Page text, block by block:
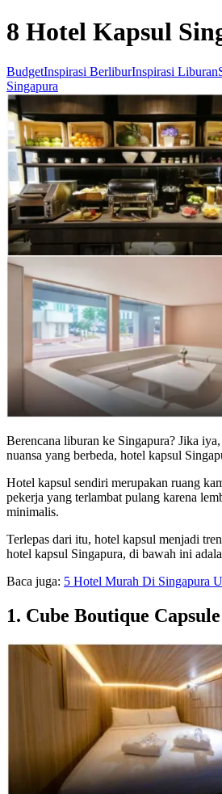
8 Hotel Kapsul
BudgetInspirasi BerliburInspirasi Liburan
Singapura
Berencana liburan ke Singapura? Jika
nuansa yang berbeda, hotel kapsul
Hotel kapsul sendiri merupakan ruang
pekerja yang terlambat pulang karena
minimalis.
Terlepas dari itu, hotel kapsul menjadi
hotel kapsul Singapura, di bawah ini
Baca juga: 5 Hotel Murah Di Singapura
1. Cube Boutique